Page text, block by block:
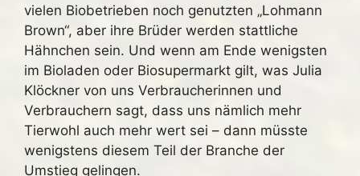
vielen Biobetrieben noch genutzten „Lohmann
Brown“, aber ihre Brüder werden stattliche
Hähnchen sein. Und wenn am Ende wenigsten
im Bioladen oder Biosupermarkt gilt, was Julia
Klöckner von uns Verbraucherinnen und
Verbrauchern sagt, dass uns nämlich mehr
Tierwohl auch mehr wert sei – dann müsste
wenigstens diesem Teil der Branche der
Umstieg gelingen.